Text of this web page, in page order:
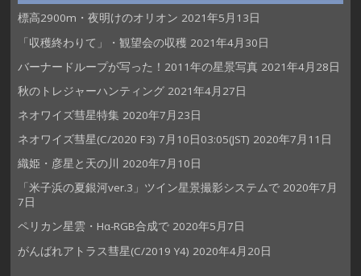
標高2900m・夜明けのオリオン 2021年5月13日
「収穫終わりて」・観望会の収穫 2021年4月30日
バーナードループが写った！2011年の星景写真 2021年4月28日
秋のトレジャーハンティング 2021年4月27日
ネオワイズ彗星特集 2020年7月23日
ネオワイズ彗星(C/2020 F3) 7月10日03:05(JST) 2020年7月11日
織姫・彦星と天の川 2020年7月10日
「米子浜の夏銀河ver.3」ツイン星景撮影システムで 2020年7月
7日
ペリカン星雲・Hα-RGB合成で 2020年5月7日
がんばれアトラス彗星(C/2019 Y4) 2020年4月20日